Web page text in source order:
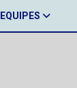
EQUIPES